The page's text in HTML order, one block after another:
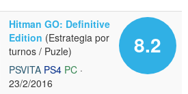
8.2
Hitman GO: Definitive
Edition (Estrategia por
turnos / Puzle)
PSVITA PS4 PC ·
23/2/2016